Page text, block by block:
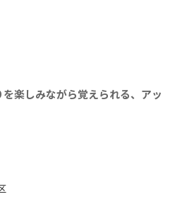
楽しみながら覚えられる、アッ